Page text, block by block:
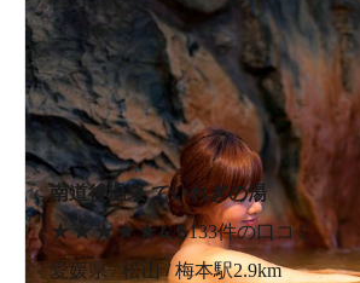
南道後温泉 ていれぎの湯
★★★★★4.6133件の口コミ
愛媛県 / 松山 / 梅本駅2.9km